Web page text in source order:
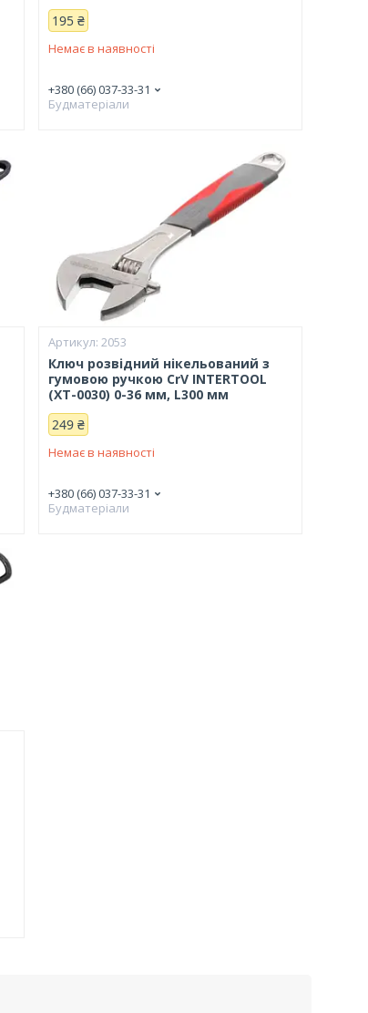
195 ₴
Немає в наявності
+380 (66) 037-33-31
Будматеріали
2053
Ключ розвідний нікельований з
гумовою ручкою CrV INTERTOOL
(XT-0030) 0-36 мм, L300 мм
249 ₴
Немає в наявності
+380 (66) 037-33-31
Будматеріали